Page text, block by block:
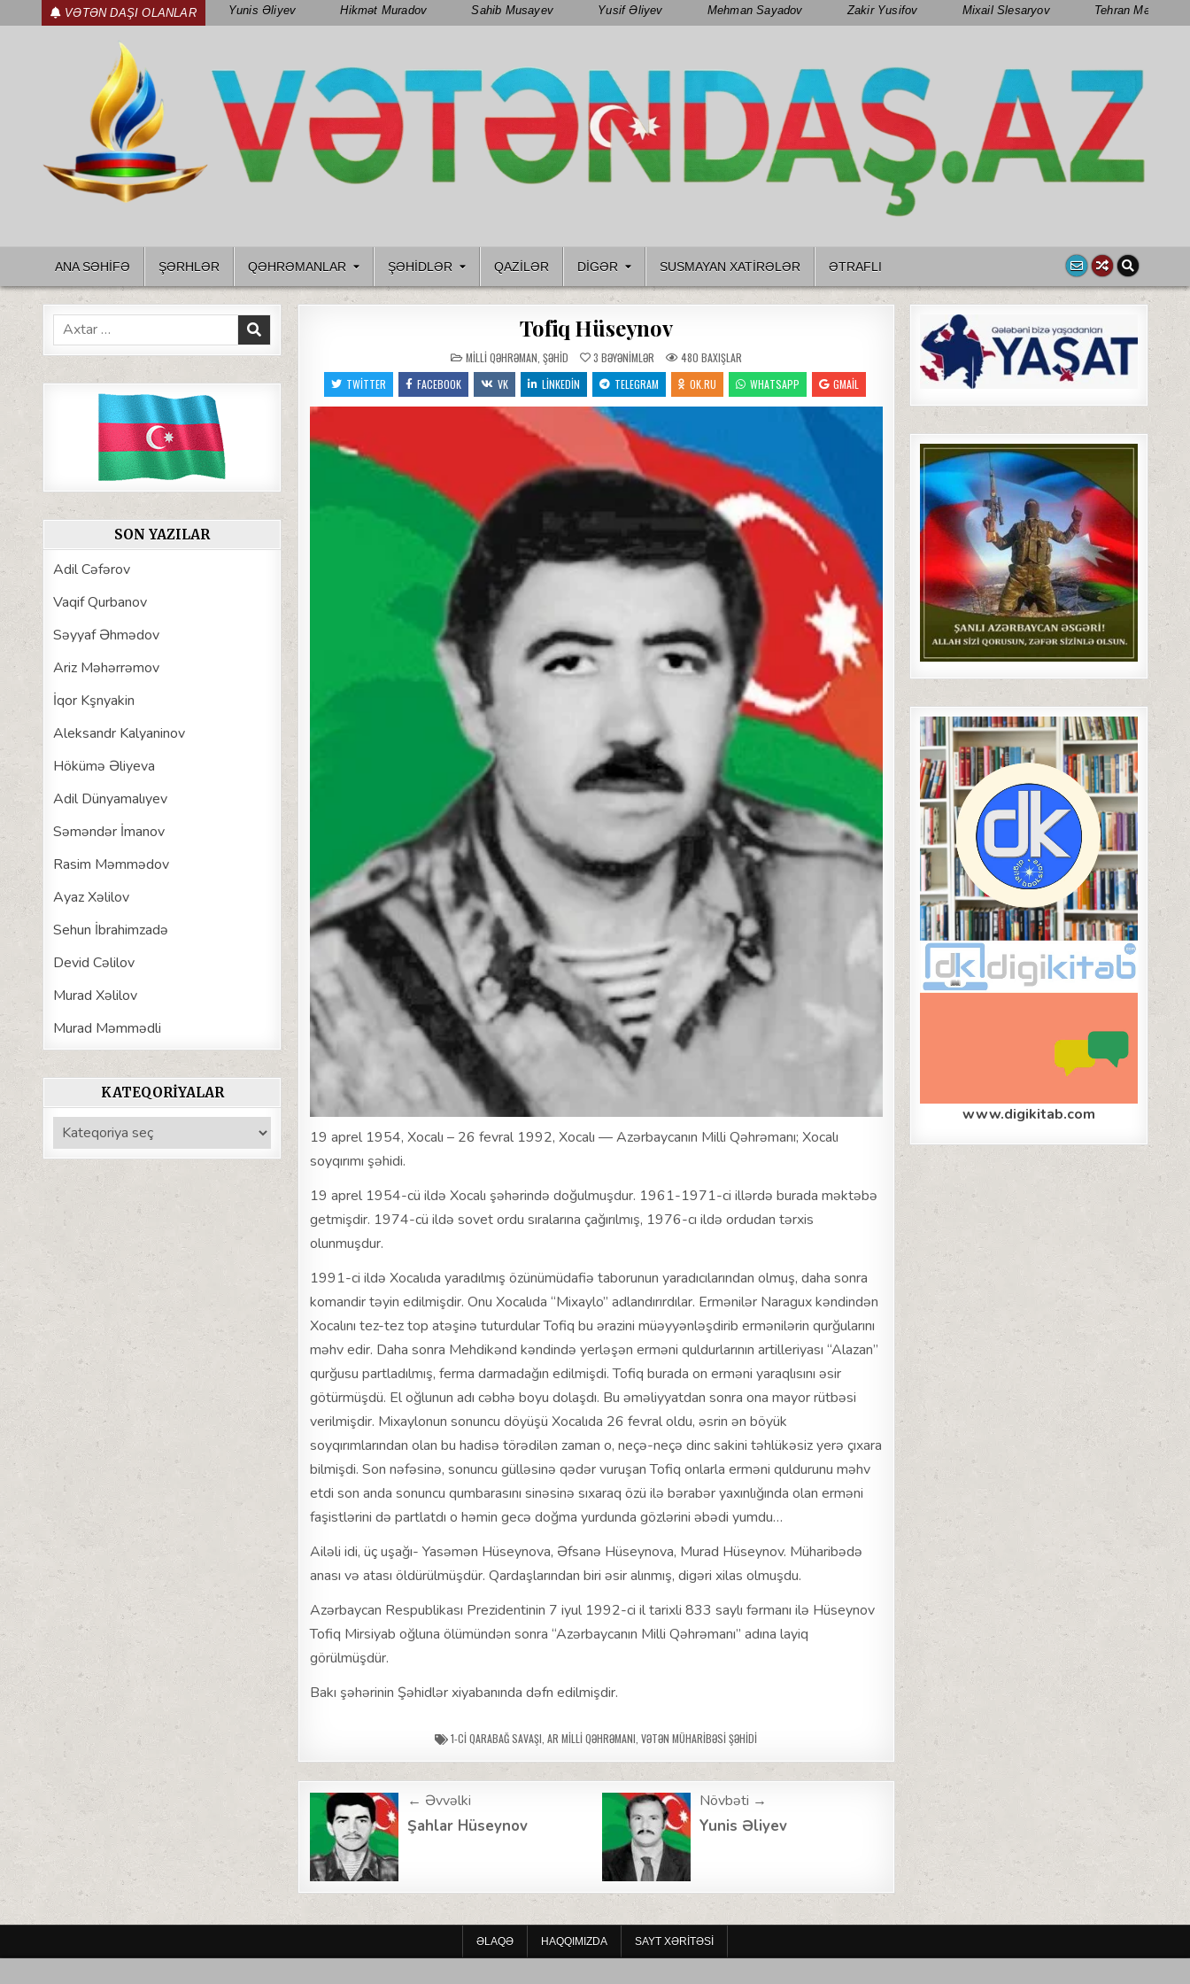
to
VƏTƏN DAŞI OLANLAR Yunis Əliyev Hikmət Muradov Sahib Musayev Yusif Əliyev Mehman Sayadov Zakir Yusifov Mixail Slesaryov Tehran Mənsimov
ANA SƏHİFƏ ŞƏRHLƏR QƏHRƏMANLAR ŞƏHIDLƏR QAZILƏR DIGƏR SUSMAYAN XATİRƏLƏR ƏTRAFLI
Tofiq Hüseynov
POSTED
IN
MILLI QƏHRƏMAN ŞƏHID 3 BƏYƏNIMLƏR 480 BAXIŞLAR
TWITTER
FACEBOOK VK LINKEDIN TELEGRAM OK.RU WHATSAPP GMAIL
19 aprel 1954, Xocalı – 26 fevral 1992, Xocalı — Azərbaycanın Milli Qəhrəmanı; Xocalı
soyqırımı şəhidi.
19 aprel 1954-cü ildə Xocalı şəhərində doğulmuşdur. 1961-1971-ci illərdə burada məktəbə
getmişdir. 1974-cü ildə sovet ordu sıralarına çağırılmış, 1976-cı ildə ordudan tərxis
olunmuşdur.
1991-ci ildə Xocalıda yaradılmış özünümüdafiə taborunun yaradıcılarından olmuş, daha sonra
komandir təyin edilmişdir. Onu Xocalıda “Mixaylo” adlandırırdılar. Ermənilər Naragux kəndindən
Xocalını tez-tez top atəşinə tuturdular Tofiq bu ərazini müəyyənləşdirib ermənilərin qurğularını
məhv edir. Daha sonra Mehdikənd kəndində yerləşən erməni quldurlarının artilleriyası “Alazan”
qurğusu partladılmış, ferma darmadağın edilmişdi. Tofiq burada on erməni yaraqlısını əsir
götürmüşdü. El oğlunun adı cəbhə boyu dolaşdı. Bu əməliyyatdan sonra ona mayor rütbəsi
verilmişdir. Mixaylonun sonuncu döyüşü Xocalıda 26 fevral oldu, əsrin ən böyük
soyqırımlarından olan bu hadisə törədilən zaman o, neçə-neçə dinc sakini təhlükəsiz yerə çıxara
bilmişdi. Son nəfəsinə, sonuncu gülləsinə qədər vuruşan Tofiq onlarla erməni quldurunu məhv
etdi son anda sonuncu qumbarasını sinəsinə sıxaraq özü ilə bərabər yaxınlığında olan erməni
faşistlərini də partlatdı o həmin gecə doğma yurdunda gözlərini əbədi yumdu…
Ailəli idi, üç uşağı- Yasəmən Hüseynova, Əfsanə Hüseynova, Murad Hüseynov. Müharibədə
anası və atası öldürülmüşdür. Qardaşlarından biri əsir alınmış, digəri xilas olmuşdu.
Azərbaycan Respublikası Prezidentinin 7 iyul 1992-ci il tarixli 833 saylı fərmanı ilə Hüseynov
Tofiq Mirsiyab oğluna ölümündən sonra “Azərbaycanın Milli Qəhrəmanı” adına layiq
görülmüşdür.
Bakı şəhərinin Şəhidlər xiyabanında dəfn edilmişdir.
1-CI QARABAĞ SAVAŞI ,AR MILLI QƏHRƏMANI ,VƏTƏN MÜHARIBƏSI ŞƏHIDI
Post
navigation
← Əvvəlki
Şahlar Hüseynov
Növbəti →
Yunis Əliyev
Search
for:
SON YAZILAR
Adil Cəfərov
Vaqif Qurbanov
Səyyaf Əhmədov
Ariz Məhərrəmov
İqor Kşnyakin
Aleksandr Kalyaninov
Hökümə Əliyeva
Adil Dünyamalıyev
Səməndər İmanov
Rasim Məmmədov
Ayaz Xəlilov
Sehun İbrahimzadə
Devid Cəlilov
Murad Xəlilov
Murad Məmmədli
KATEQORIYALAR
Kateqoriyalar
www.digikitab.com
ƏLAQƏ HAQQIMIZDA SAYT XƏRITƏSI